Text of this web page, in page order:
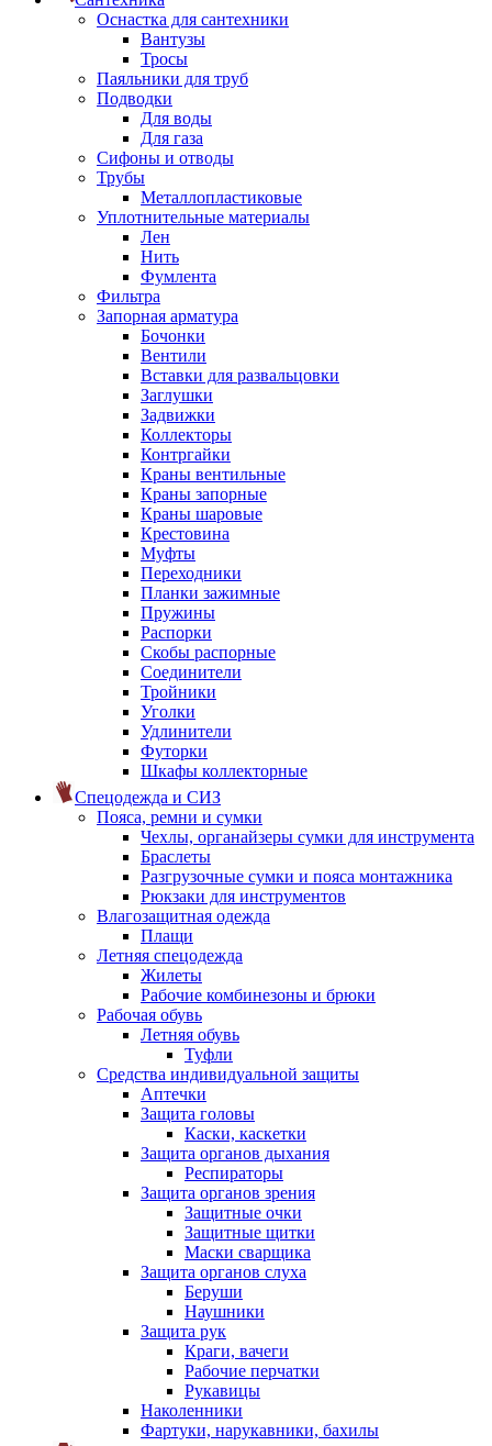
Оснастка для сантехники
Вантузы
Тросы
Паяльники для труб
Подводки
Для воды
Для газа
Сифоны и отводы
Трубы
Металлопластиковые
Уплотнительные материалы
Лен
Нить
Фумлента
Фильтра
Запорная арматура
Бочонки
Вентили
Вставки для развальцовки
Заглушки
Задвижки
Коллекторы
Контргайки
Краны вентильные
Краны запорные
Краны шаровые
Крестовина
Муфты
Переходники
Планки зажимные
Пружины
Распорки
Скобы распорные
Соединители
Тройники
Уголки
Удлинители
Футорки
Шкафы коллекторные
Спецодежда и СИЗ
Пояса, ремни и сумки
Чехлы, органайзеры сумки для инструмента
Браслеты
Разгрузочные сумки и пояса монтажника
Рюкзаки для инструментов
Влагозащитная одежда
Плащи
Летняя спецодежда
Жилеты
Рабочие комбинезоны и брюки
Рабочая обувь
Летняя обувь
Туфли
Средства индивидуальной защиты
Аптечки
Защита головы
Каски, каскетки
Защита органов дыхания
Респираторы
Защита органов зрения
Защитные очки
Защитные щитки
Маски сварщика
Защита органов слуха
Беруши
Наушники
Защита рук
Краги, вачеги
Рабочие перчатки
Рукавицы
Наколенники
Фартуки, нарукавники, бахилы